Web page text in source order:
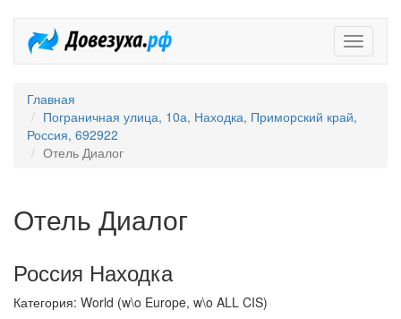
Главная
Пограничная улица, 10а, Находка, Приморский край,
Россия, 692922
Отель Диалог
Отель Диалог
Россия Находка
Категория: World (w\o Europe, w\o ALL CIS)